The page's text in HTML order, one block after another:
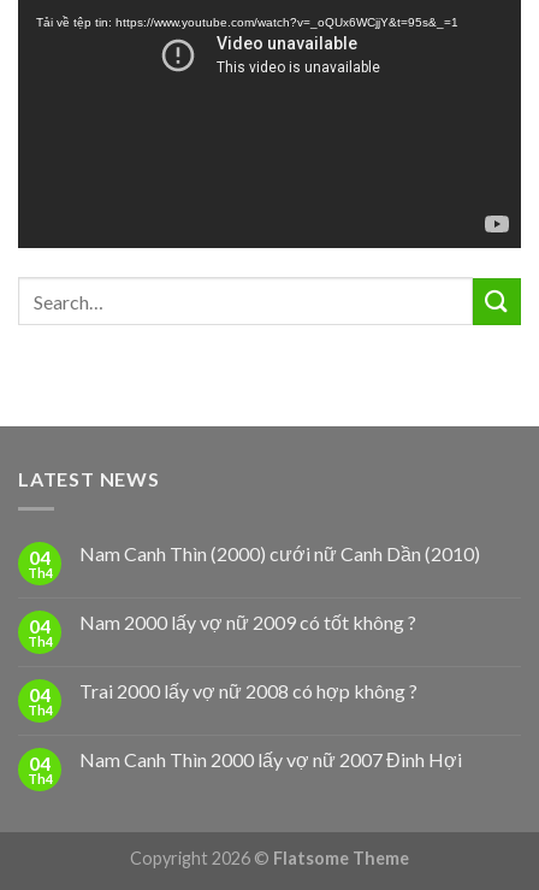
Tải về tệp tin: https://www.youtube.com/watch?v=_oQUx6WCjjY&t=95s&_=1
LATEST NEWS
04
Th4
Nam Canh Thìn (2000) cưới nữ Canh Dần (2010)
04
Th4
Nam 2000 lấy vợ nữ 2009 có tốt không ?
04
Th4
Trai 2000 lấy vợ nữ 2008 có hợp không ?
04
Th4
Nam Canh Thìn 2000 lấy vợ nữ 2007 Đinh Hợi
Copyright 2026 © Flatsome Theme